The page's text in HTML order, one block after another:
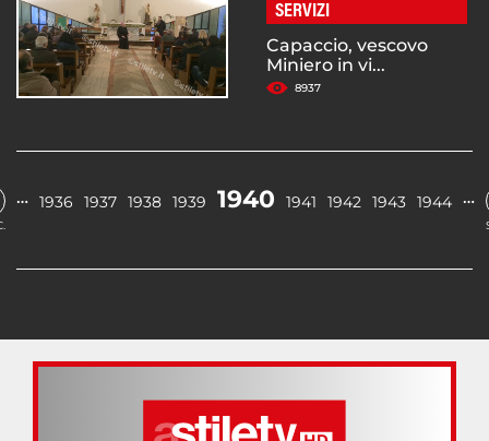
SERVIZI
Capaccio, vescovo
Miniero in vi...
8937
… 1936 1937 1938 1939 1940 1941 1942 1943 1944 …